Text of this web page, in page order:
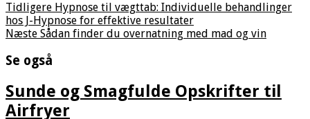
Tidligere Hypnose til vægttab: Individuelle behandlinger
hos J-Hypnose for effektive resultater
Næste Sådan finder du overnatning med mad og vin
Se også
Sunde og Smagfulde Opskrifter til
Airfryer